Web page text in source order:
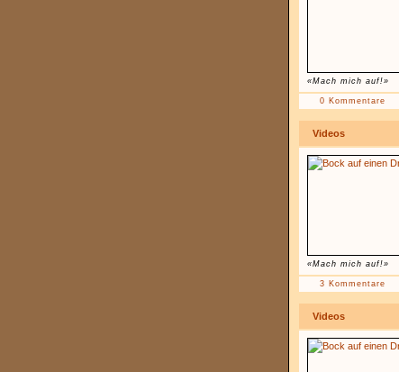
«Mach mich auf!»
0 Kommentare
Videos
«Mach mich auf!»
3 Kommentare
Videos